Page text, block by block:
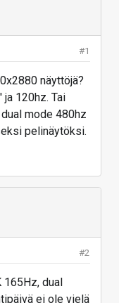
#1
näyttöjä?
ja 120hz. Tai
mode 480hz
pelinäytöksi.
#2
165Hz, dual
ei ole vielä